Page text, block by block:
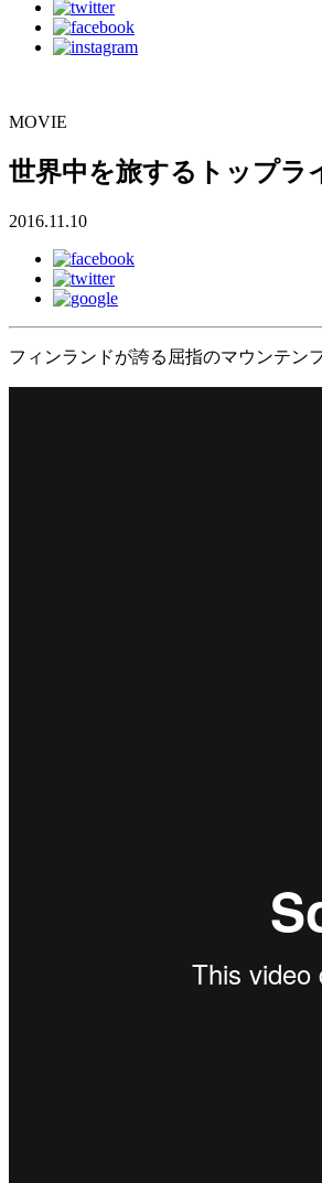
MOVIE
世界中を旅するトップラ
2016.11.10
フィンランドが誇る屈指のマウンテン